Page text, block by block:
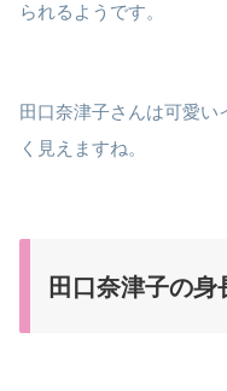
られるようです。
田口奈津子さんは可愛
く見えますね。
田口奈津子の身